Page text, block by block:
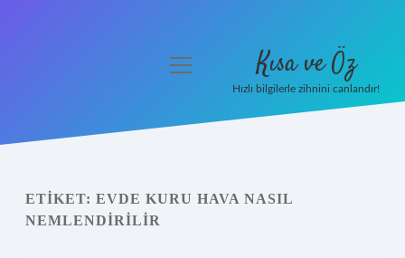
Yasal Uyarı
menüyü
Kısa ve Öz
Hızlı bilgilerle zihnini canlandır!
ETIKET: EVDE KURU HAVA NASIL
NEMLENDIRILIR